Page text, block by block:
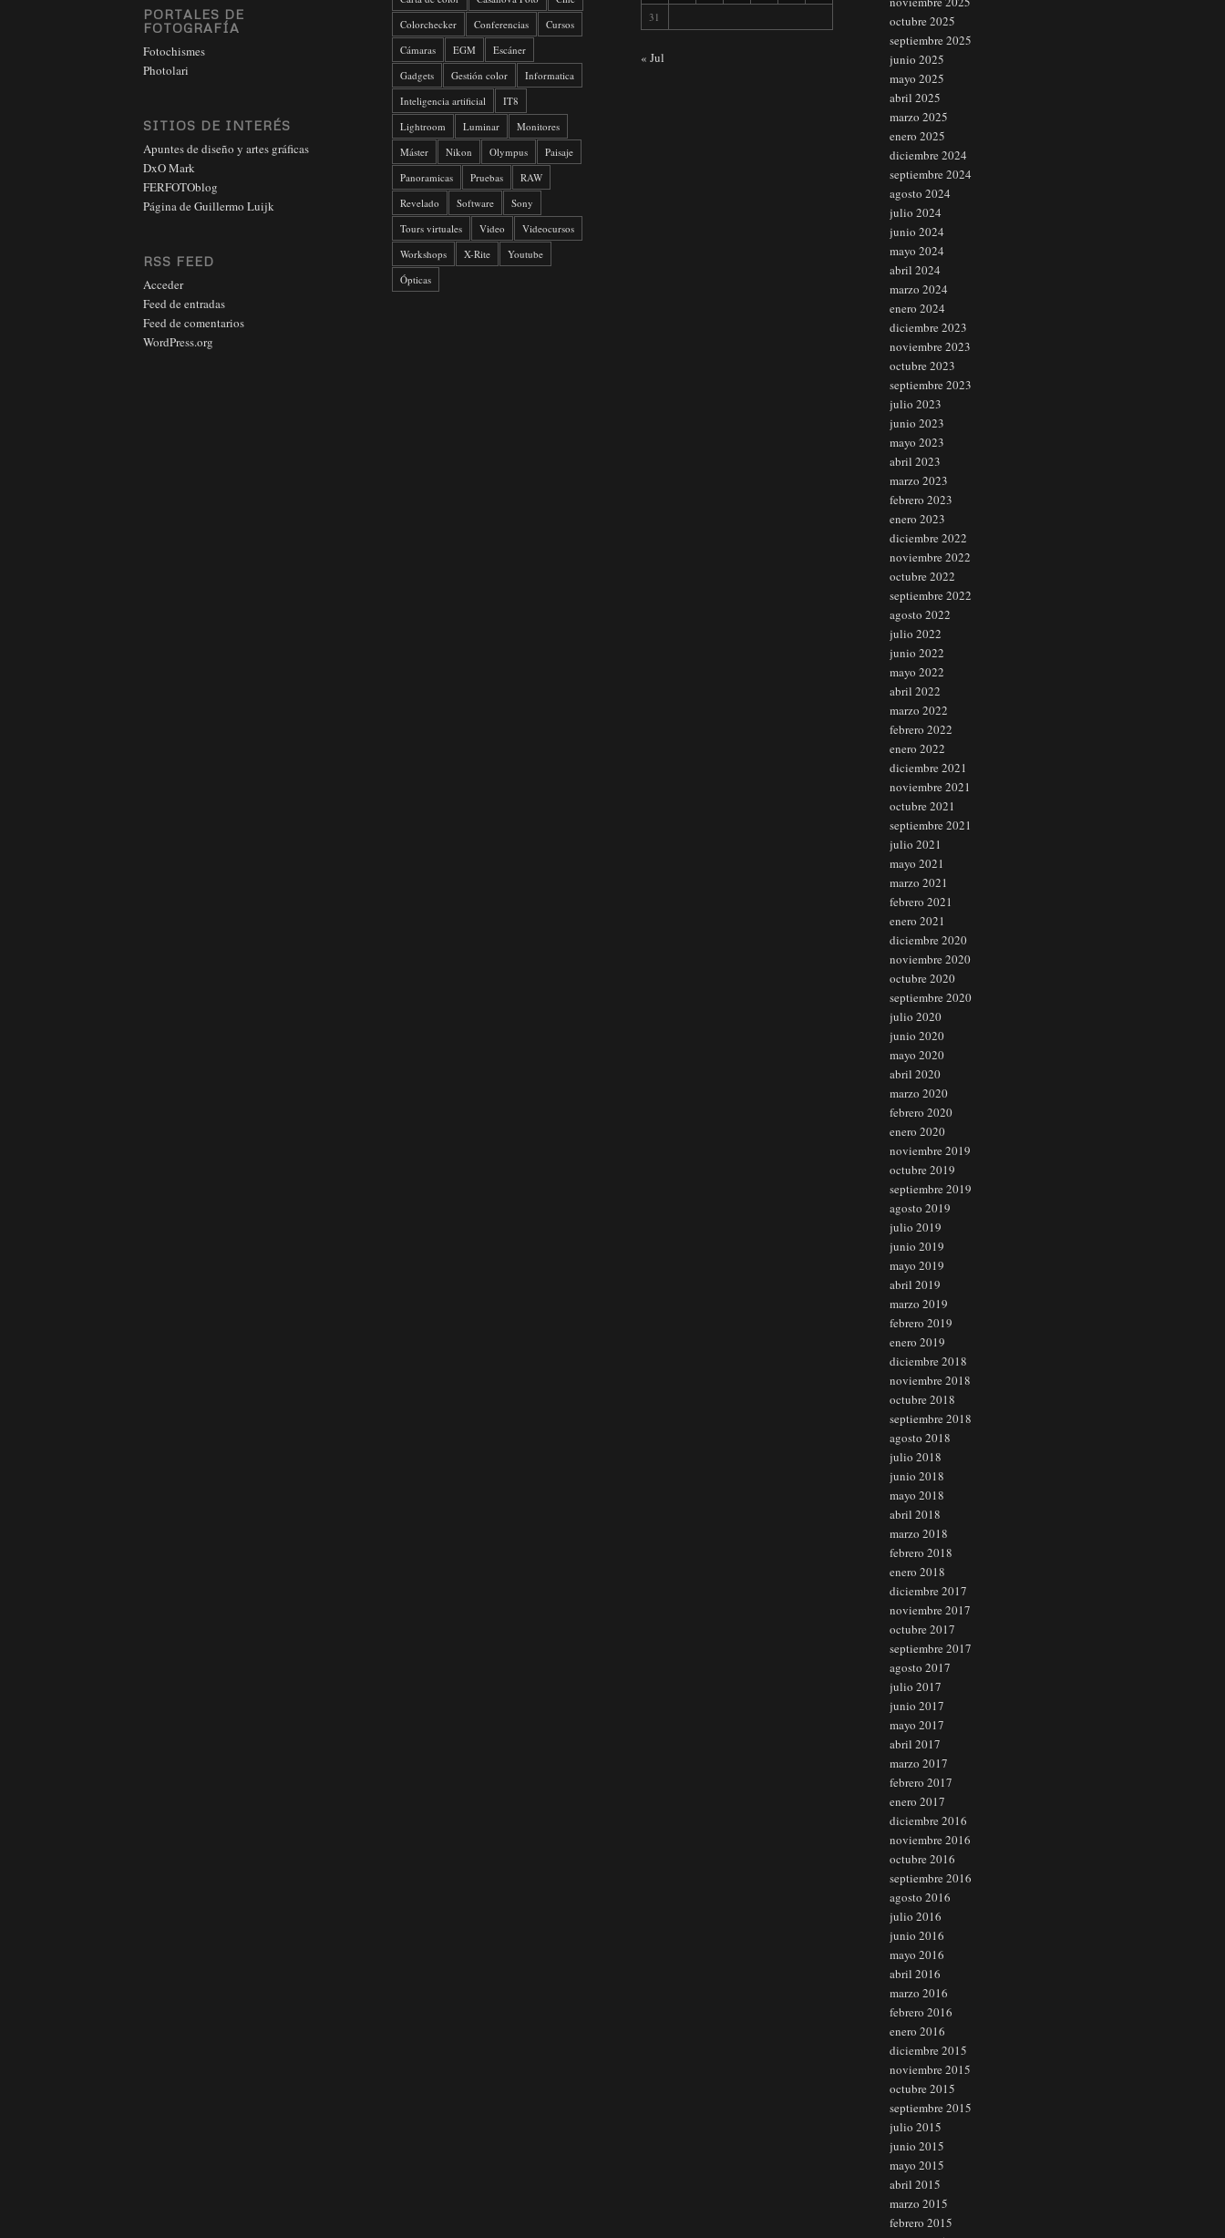
PORTALES DE
FOTOGRAFÍA
Fotochismes
Photolari
SITIOS DE INTERÉS
Apuntes de diseño y artes gráficas
DxO Mark
FERFOTOblog
Página de Guillermo Luijk
RSS FEED
Acceder
Feed de entradas
Feed de comentarios
WordPress.org
Colorchecker
Conferencias
Cursos
Cámaras
EGM
Escáner
Gadgets
Gestión color
Informatica
Inteligencia artificial
IT8
Lightroom
Luminar
Monitores
Máster
Nikon Olympus
Paisaje
Panoramicas
Pruebas
RAW
Revelado
Software
Sony
Tours virtuales
Video
Videocursos
Workshops
X-Rite
Youtube
Ópticas
31
« Jul
octubre 2025
septiembre 2025
junio 2025
mayo 2025
abril 2025
marzo 2025
enero 2025
diciembre 2024
septiembre 2024
agosto 2024
julio 2024
junio 2024
mayo 2024
abril 2024
marzo 2024
enero 2024
diciembre 2023
noviembre 2023
octubre 2023
septiembre 2023
julio 2023
junio 2023
mayo 2023
abril 2023
marzo 2023
febrero 2023
enero 2023
diciembre 2022
noviembre 2022
octubre 2022
septiembre 2022
agosto 2022
julio 2022
junio 2022
mayo 2022
abril 2022
marzo 2022
febrero 2022
enero 2022
diciembre 2021
noviembre 2021
octubre 2021
septiembre 2021
julio 2021
mayo 2021
marzo 2021
febrero 2021
enero 2021
diciembre 2020
noviembre 2020
octubre 2020
septiembre 2020
julio 2020
junio 2020
mayo 2020
abril 2020
marzo 2020
febrero 2020
enero 2020
noviembre 2019
octubre 2019
septiembre 2019
agosto 2019
julio 2019
junio 2019
mayo 2019
abril 2019
marzo 2019
febrero 2019
enero 2019
diciembre 2018
noviembre 2018
octubre 2018
septiembre 2018
agosto 2018
julio 2018
junio 2018
mayo 2018
abril 2018
marzo 2018
febrero 2018
enero 2018
diciembre 2017
noviembre 2017
octubre 2017
septiembre 2017
agosto 2017
julio 2017
junio 2017
mayo 2017
abril 2017
marzo 2017
febrero 2017
enero 2017
diciembre 2016
noviembre 2016
octubre 2016
septiembre 2016
agosto 2016
julio 2016
junio 2016
mayo 2016
abril 2016
marzo 2016
febrero 2016
enero 2016
diciembre 2015
noviembre 2015
octubre 2015
septiembre 2015
julio 2015
junio 2015
mayo 2015
abril 2015
marzo 2015
febrero 2015